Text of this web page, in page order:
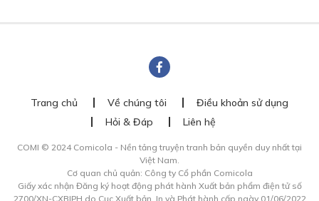
Trang chủ Về chúng tôi
Điều khoản sử dụng
Hỏi & Đáp
Liên hệ
COMI © 2024 Comicola - Nền tảng truyện tranh bản quyền duy nhất tại
Việt Nam.
Cơ quan chủ quản: Công ty Cổ phần Comicola
Giấy xác nhận Đăng ký hoạt động phát hành Xuất bản phẩm điện tử số
2700/XN-CXBIPH do Cục Xuất bản, In và Phát hành cấp ngày 01/06/2022